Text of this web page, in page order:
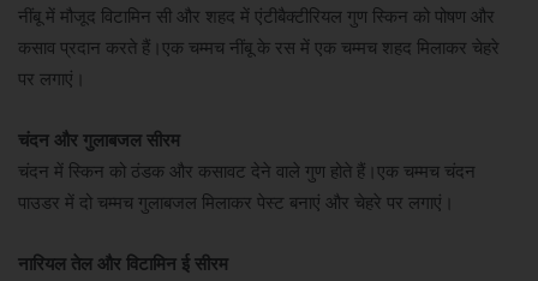
नींबू में मौजूद विटामिन सी और शहद में एंटीबैक्टीरियल गुण स्किन को पोषण और
कसाव प्रदान करते हैं।एक चम्मच नींबू के रस में एक चम्मच शहद मिलाकर चेहरे
पर लगाएं।
चंदन और गुलाबजल सीरम
चंदन में स्किन को ठंडक और कसावट देने वाले गुण होते हैं।एक चम्मच चंदन
पाउडर में दो चम्मच गुलाबजल मिलाकर पेस्ट बनाएं और चेहरे पर लगाएं।
नारियल तेल और विटामिन ई सीरम